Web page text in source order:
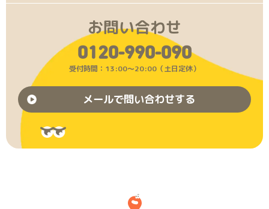
お問い合わせ
0120-990-090
受付時間：13:00〜20:00（土日定休）
メールで問い合わせする